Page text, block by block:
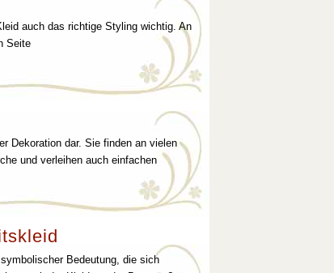
auch das richtige Styling wichtig. An
Seite
Dekoration dar. Sie finden an vielen
und verleihen auch einfachen
Bedeutung, die sich